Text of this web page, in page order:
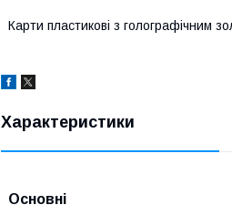
Карти пластикові з голографічним
Характеристики
Основні